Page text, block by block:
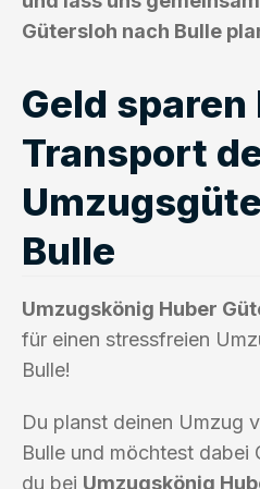
Gütersloh nach Bulle
Geld sparen
Transport
Bulle
Umzugskönig Huber
für einen stressfreien
Bulle!
Du planst deinen Umzug
Bulle und möchtest dabei
du bei Umzugskönig